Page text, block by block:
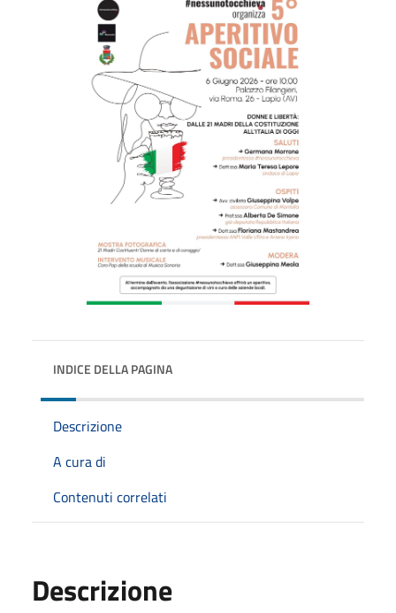
INDICE DELLA PAGINA
Descrizione
A cura di
Contenuti correlati
Descrizione